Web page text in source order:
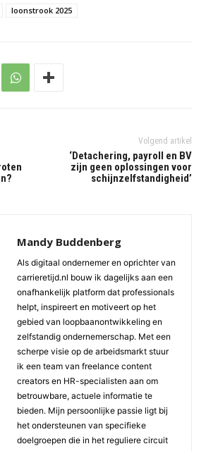
loonstrook 2025
Volgend artikel
‘Detachering, payroll en BV
zijn geen oplossingen voor
schijnzelfstandigheid’
Mandy Buddenberg
Als digitaal ondernemer en oprichter van
carrieretijd.nl bouw ik dagelijks aan een
onafhankelijk platform dat professionals
helpt, inspireert en motiveert op het
gebied van loopbaanontwikkeling en
zelfstandig ondernemerschap. Met een
scherpe visie op de arbeidsmarkt stuur
ik een team van freelance content
creators en HR-specialisten aan om
betrouwbare, actuele informatie te
bieden. Mijn persoonlijke passie ligt bij
het ondersteunen van specifieke
doelgroepen die in het reguliere circuit